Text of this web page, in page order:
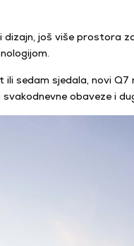
dizajn, još više prostora
sedam sjedala, novi
obaveze i